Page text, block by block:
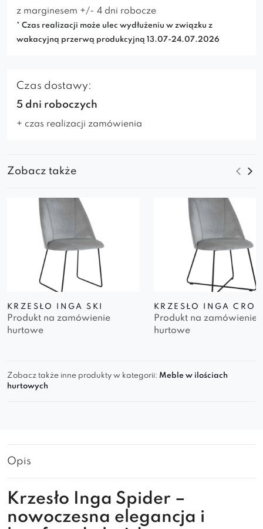
z marginesem +/- 4 dni robocze
* Czas realizacji może ulec wydłużeniu w związku z
wakacyjną przerwą produkcyjną 13.07-24.07.2026
Czas dostawy:
5 dni roboczych
+ czas realizacji zamówienia
Zobacz także
KRZESŁO INGA SKI
Produkt na zamówienie
hurtowe
KRZESŁO INGA
Produkt na zamówienie
hurtowe
Zobacz także inne produkty w kategorii: Meble w ilościach
hurtowych
Opis
Krzesło Inga Spider –
nowoczesna elegancja i